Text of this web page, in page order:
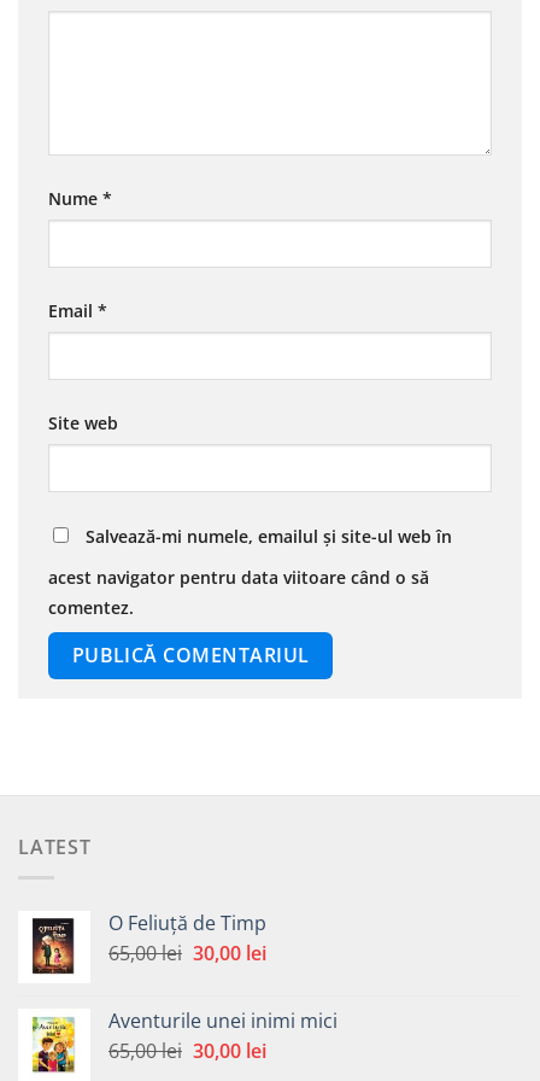
Nume *
Email *
Site web
Salvează-mi numele, emailul și site-ul web în
acest navigator pentru data viitoare când o să
comentez.
LATEST
O Feliuță de Timp
65,00lei Prețul
fost:
65,00 lei.
30,00 leiPrețul
30,00 lei.
Aventurile unei inimi mici
65,00lei Prețul
30,00 leiPrețul